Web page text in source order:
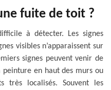
fuite de toit ?
à détecter. Les signes
visibles n’apparaissent sur
signes peuvent venir de
peinture en haut des murs ou
très localisés. Souvent les